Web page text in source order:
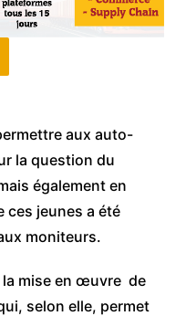
aux auto-
la question du
également en
ces jeunes a été
moniteurs.
la mise en œuvre de
selon elle, permet